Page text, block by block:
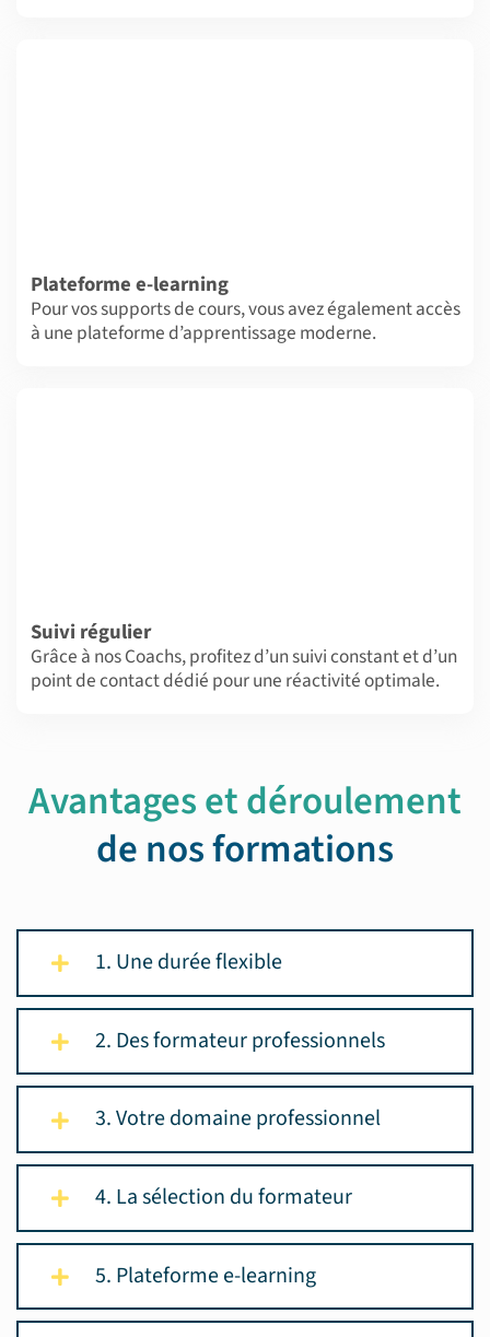
Plateforme e-learning
Pour vos supports de cours, vous avez également accès
à une plateforme d’apprentissage moderne.
Suivi régulier
Grâce à nos Coachs, profitez d’un suivi constant et d’un
point de contact dédié pour une réactivité optimale.
Avantages et déroulement
de nos formations
1. Une durée flexible
2. Des formateur professionnels
3. Votre domaine professionnel
4. La sélection du formateur
5. Plateforme e-learning